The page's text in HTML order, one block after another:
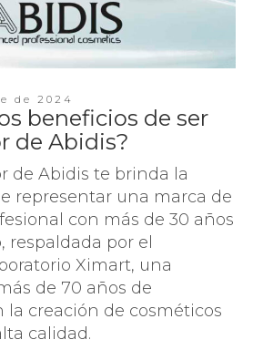
de 2024
beneficios de ser
de Abidis?
de Abidis te brinda la
representar una marca de
con más de 30 años
respaldada por el
Ximart, una
de 70 años de
la creación de cosméticos
calidad​.